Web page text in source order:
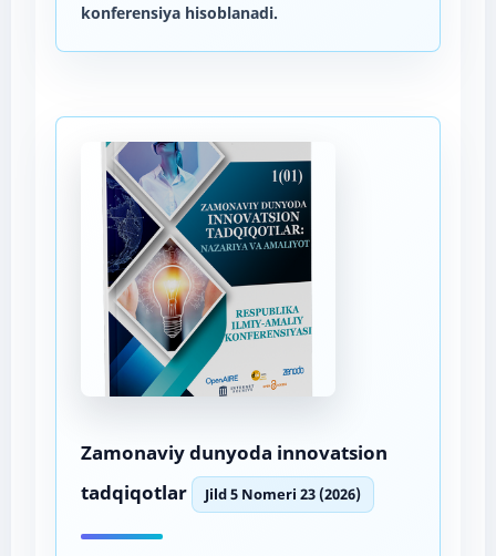
konferensiya hisoblanadi.
Zamonaviy dunyoda innovatsion
tadqiqotlar
Jild 5 Nomeri 23 (2026)